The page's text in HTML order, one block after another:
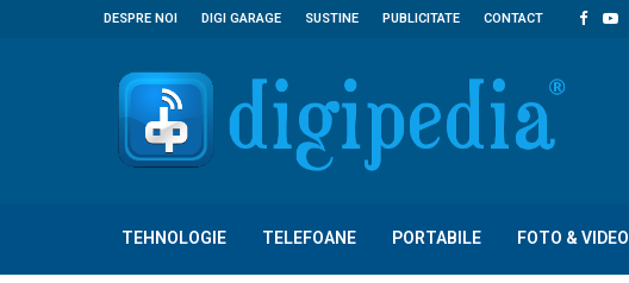
DESPRE NOI DIGI GARAGE SUSTINE PUBLICITATE CONTACT
TEHNOLOGIE TELEFOANE PORTABILE FOTO & VIDEO